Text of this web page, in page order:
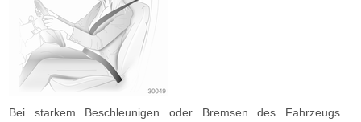
Bei starkem Beschleunigen oder Bremsen des Fahrzeugs